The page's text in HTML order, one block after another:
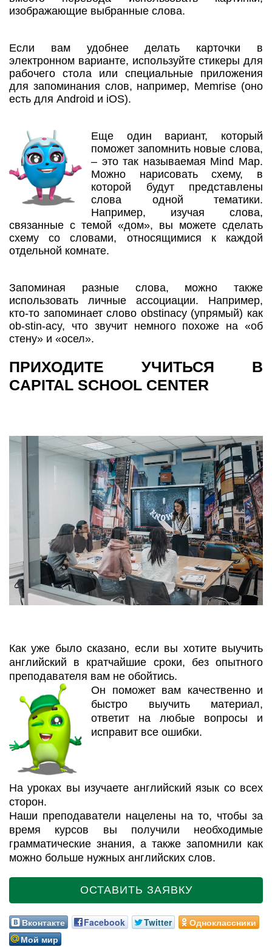
изображающие выбранные слова.
Если вам удобнее делать карточки в
электронном варианте, используйте стикеры для
рабочего стола или специальные приложения
для запоминания слов, например, Memrise (оно
есть для Android и iOS).
Еще один вариант, который
поможет запомнить новые слова,
– это так называемая Mind Map.
Можно нарисовать схему, в
которой будут представлены
слова одной тематики.
Например, изучая слова,
связанные с темой «дом», вы можете сделать
схему со словами, относящимися к каждой
отдельной комнате.
Запоминая разные слова, можно также
использовать личные ассоциации. Например,
кто-то запоминает слово obstinacy (упрямый) как
ob-stin-acy, что звучит немного похоже на «об
стену» и «осел».
ПРИХОДИТЕ УЧИТЬСЯ В
CAPITAL SCHOOL CENTER
Как уже было сказано, если вы хотите выучить
английский в кратчайшие сроки, без опытного
преподавателя вам не обойтись.
Он поможет вам качественно и
быстро выучить материал,
ответит на любые вопросы и
исправит все ошибки.
На уроках вы изучаете английский язык со всех
сторон.
Наши преподаватели нацелены на то, чтобы за
время курсов вы получили необходимые
грамматические знания, а также запомнили как
можно больше нужных английских слов.
ОСТАВИТЬ ЗАЯВКУ
Вконтакте Facebook Twitter
Одноклассники
Мой мир